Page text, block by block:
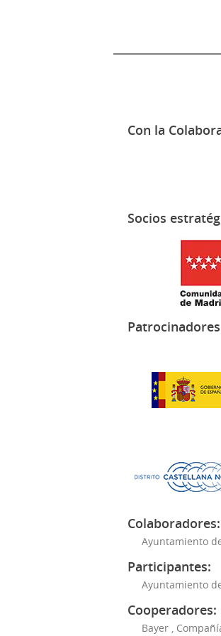
Con la
Socios
Colaboradores:
Ayuntamiento
Participantes:
Ayuntamiento
Cooperadores:
Bayer